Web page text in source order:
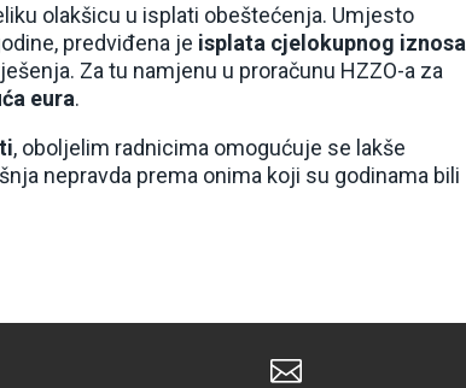
olakšicu u isplati obeštećenja. Umjesto
predviđena je isplata cjelokupnog iznosa
Za tu namjenu u proračunu HZZO-a za
eura.
, oboljelim radnicima omogućuje se lakše
nepravda prema onima koji su godinama bili
